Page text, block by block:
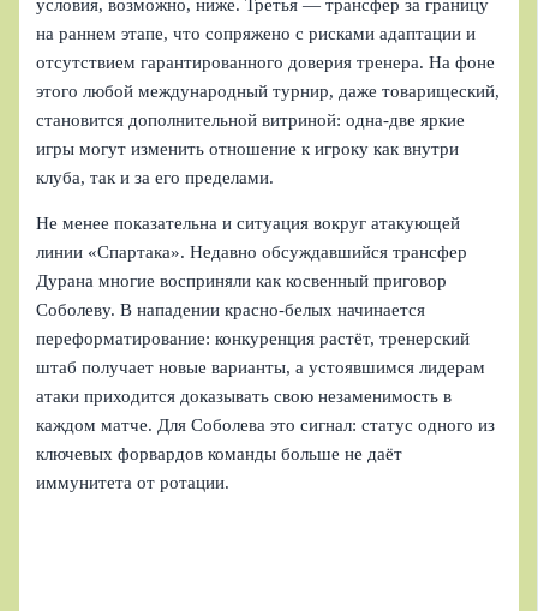
условия, возможно, ниже. Третья — трансфер за границу
на раннем этапе, что сопряжено с рисками адаптации и
отсутствием гарантированного доверия тренера. На фоне
этого любой международный турнир, даже товарищеский,
становится дополнительной витриной: одна-две яркие
игры могут изменить отношение к игроку как внутри
клуба, так и за его пределами.
Не менее показательна и ситуация вокруг атакующей
линии «Спартака». Недавно обсуждавшийся трансфер
Дурана многие восприняли как косвенный приговор
Соболеву. В нападении красно-белых начинается
переформатирование: конкуренция растёт, тренерский
штаб получает новые варианты, а устоявшимся лидерам
атаки приходится доказывать свою незаменимость в
каждом матче. Для Соболева это сигнал: статус одного из
ключевых форвардов команды больше не даёт
иммунитета от ротации.